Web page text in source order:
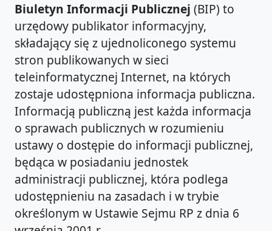
Biuletyn Informacji Publicznej (BIP) to
urzędowy publikator informacyjny,
składający się z ujednoliconego systemu
stron publikowanych w sieci
teleinformatycznej Internet, na których
zostaje udostępniona informacja publiczna.
Informacją publiczną jest każda informacja
o sprawach publicznych w rozumieniu
ustawy o dostępie do informacji publicznej,
będąca w posiadaniu jednostek
administracji publicznej, która podlega
udostępnieniu na zasadach i w trybie
określonym w Ustawie Sejmu RP z dnia 6